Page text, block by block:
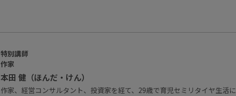
特別講師
作家
本田 健（ほんだ・けん）
作家、経営コンサルタント、投資家を経て、29歳で育児セミリタイヤ生活に